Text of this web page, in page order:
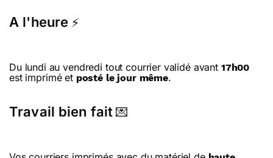
A l'heure ⚡
Du lundi au vendredi tout courrier validé avant 17h00
est imprimé et posté le jour même.
Travail bien fait 💌